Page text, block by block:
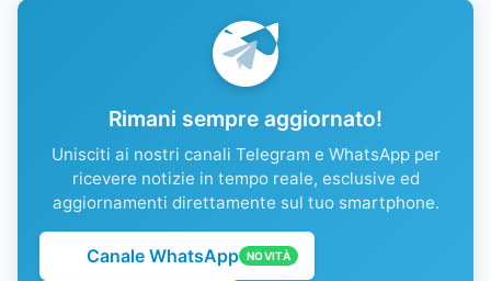
Rimani sempre aggiornato!
Unisciti ai nostri canali Telegram e WhatsApp per
ricevere notizie in tempo reale, esclusive ed
aggiornamenti direttamente sul tuo smartphone.
Canale WhatsApp NOVITÀ